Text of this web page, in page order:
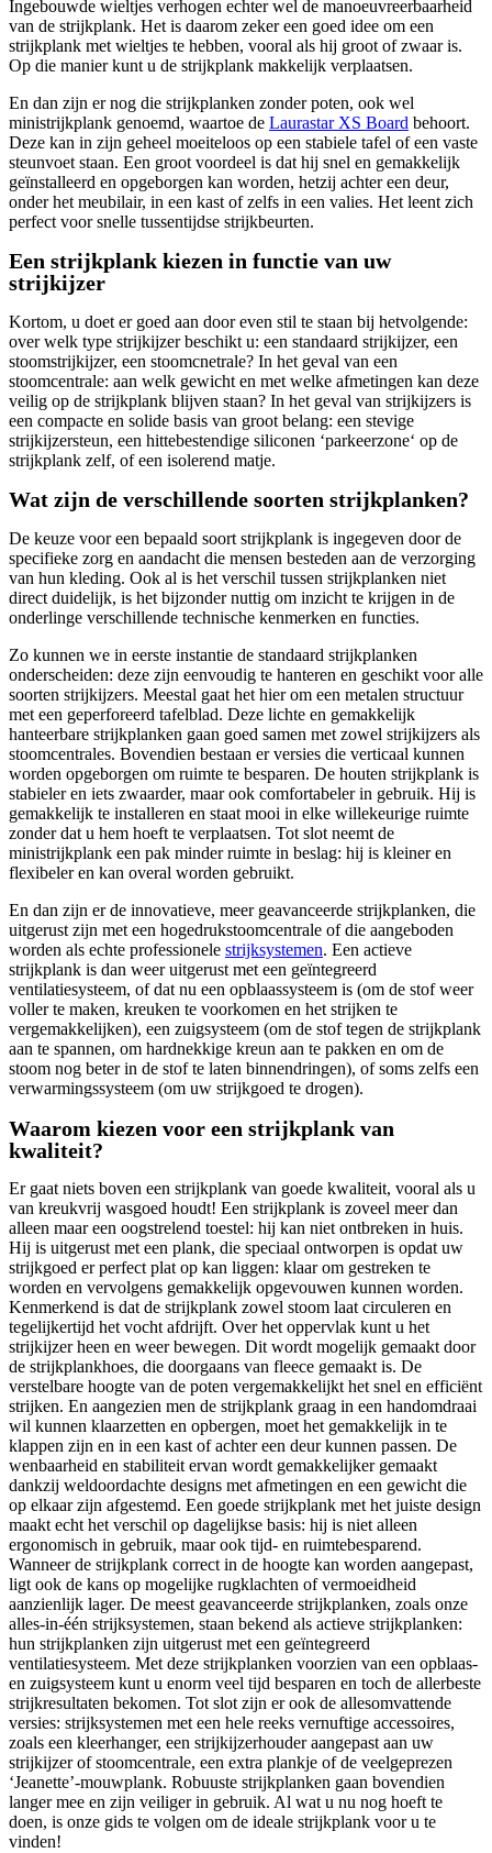
Ingebouwde wieltjes verhogen echter wel de manoeuvreerbaarheid
van de strijkplank. Het is daarom zeker een goed idee om een
strijkplank met wieltjes te hebben, vooral als hij groot of zwaar is.
Op die manier kunt u de strijkplank makkelijk verplaatsen.
En dan zijn er nog die strijkplanken zonder poten, ook wel
ministrijkplank genoemd, waartoe de Laurastar XS Board behoort.
Deze kan in zijn geheel moeiteloos op een stabiele tafel of een vaste
steunvoet staan. Een groot voordeel is dat hij snel en gemakkelijk
geïnstalleerd en opgeborgen kan worden, hetzij achter een deur,
onder het meubilair, in een kast of zelfs in een valies. Het leent zich
perfect voor snelle tussentijdse strijkbeurten.
Een strijkplank kiezen in functie van uw
strijkijzer
Kortom, u doet er goed aan door even stil te staan bij hetvolgende:
over welk type strijkijzer beschikt u: een standaard strijkijzer, een
stoomstrijkijzer, een stoomcnetrale? In het geval van een
stoomcentrale: aan welk gewicht en met welke afmetingen kan deze
veilig op de strijkplank blijven staan? In het geval van strijkijzers is
een compacte en solide basis van groot belang: een stevige
strijkijzersteun, een hittebestendige siliconen ‘parkeerzone‘ op de
strijkplank zelf, of een isolerend matje.
Wat zijn de verschillende soorten strijkplanken?
De keuze voor een bepaald soort strijkplank is ingegeven door de
specifieke zorg en aandacht die mensen besteden aan de verzorging
van hun kleding. Ook al is het verschil tussen strijkplanken niet
direct duidelijk, is het bijzonder nuttig om inzicht te krijgen in de
onderlinge verschillende technische kenmerken en functies.
Zo kunnen we in eerste instantie de standaard strijkplanken
onderscheiden: deze zijn eenvoudig te hanteren en geschikt voor alle
soorten strijkijzers. Meestal gaat het hier om een metalen structuur
met een geperforeerd tafelblad. Deze lichte en gemakkelijk
hanteerbare strijkplanken gaan goed samen met zowel strijkijzers als
stoomcentrales. Bovendien bestaan er versies die verticaal kunnen
worden opgeborgen om ruimte te besparen. De houten strijkplank is
stabieler en iets zwaarder, maar ook comfortabeler in gebruik. Hij is
gemakkelijk te installeren en staat mooi in elke willekeurige ruimte
zonder dat u hem hoeft te verplaatsen. Tot slot neemt de
ministrijkplank een pak minder ruimte in beslag: hij is kleiner en
flexibeler en kan overal worden gebruikt.
En dan zijn er de innovatieve, meer geavanceerde strijkplanken, die
uitgerust zijn met een hogedrukstoomcentrale of die aangeboden
worden als echte professionele strijksystemen. Een actieve
strijkplank is dan weer uitgerust met een geïntegreerd
ventilatiesysteem, of dat nu een opblaassysteem is (om de stof weer
voller te maken, kreuken te voorkomen en het strijken te
vergemakkelijken), een zuigsysteem (om de stof tegen de strijkplank
aan te spannen, om hardnekkige kreun aan te pakken en om de
stoom nog beter in de stof te laten binnendringen), of soms zelfs een
verwarmingssysteem (om uw strijkgoed te drogen).
Waarom kiezen voor een strijkplank van
kwaliteit?
Er gaat niets boven een strijkplank van goede kwaliteit, vooral als u
van kreukvrij wasgoed houdt! Een strijkplank is zoveel meer dan
alleen maar een oogstrelend toestel: hij kan niet ontbreken in huis.
Hij is uitgerust met een plank, die speciaal ontworpen is opdat uw
strijkgoed er perfect plat op kan liggen: klaar om gestreken te
worden en vervolgens gemakkelijk opgevouwen kunnen worden.
Kenmerkend is dat de strijkplank zowel stoom laat circuleren en
tegelijkertijd het vocht afdrijft. Over het oppervlak kunt u het
strijkijzer heen en weer bewegen. Dit wordt mogelijk gemaakt door
de strijkplankhoes, die doorgaans van fleece gemaakt is. De
verstelbare hoogte van de poten vergemakkelijkt het snel en efficiënt
strijken. En aangezien men de strijkplank graag in een handomdraai
wil kunnen klaarzetten en opbergen, moet het gemakkelijk in te
klappen zijn en in een kast of achter een deur kunnen passen. De
wenbaarheid en stabiliteit ervan wordt gemakkelijker gemaakt
dankzij weldoordachte designs met afmetingen en een gewicht die
op elkaar zijn afgestemd. Een goede strijkplank met het juiste design
maakt echt het verschil op dagelijkse basis: hij is niet alleen
ergonomisch in gebruik, maar ook tijd- en ruimtebesparend.
Wanneer de strijkplank correct in de hoogte kan worden aangepast,
ligt ook de kans op mogelijke rugklachten of vermoeidheid
aanzienlijk lager. De meest geavanceerde strijkplanken, zoals onze
alles-in-één strijksystemen, staan bekend als actieve strijkplanken:
hun strijkplanken zijn uitgerust met een geïntegreerd
ventilatiesysteem. Met deze strijkplanken voorzien van een opblaas-
en zuigsysteem kunt u enorm veel tijd besparen en toch de allerbeste
strijkresultaten bekomen. Tot slot zijn er ook de allesomvattende
versies: strijksystemen met een hele reeks vernuftige accessoires,
zoals een kleerhanger, een strijkijzerhouder aangepast aan uw
strijkijzer of stoomcentrale, een extra plankje of de veelgeprezen
‘Jeanette’-mouwplank. Robuuste strijkplanken gaan bovendien
langer mee en zijn veiliger in gebruik. Al wat u nu nog hoeft te
doen, is onze gids te volgen om de ideale strijkplank voor u te
vinden!